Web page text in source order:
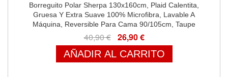
Borreguito Polar Sherpa 130x160cm, Plaid Calentita,
Gruesa Y Extra Suave 100% Microfibra, Lavable A
Máquina, Reversible Para Cama 90/105cm, Taupe
40,90 € 26,90 €
AÑADIR AL CARRITO